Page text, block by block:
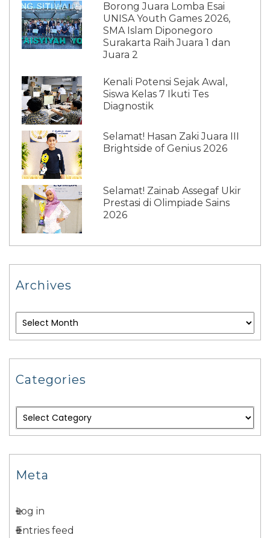
Borong Juara Lomba Esai
UNISA Youth Games 2026,
SMA Islam Diponegoro
Surakarta Raih Juara 1 dan
Juara 2
Kenali Potensi Sejak Awal,
Siswa Kelas 7 Ikuti Tes
Diagnostik
Selamat! Hasan Zaki Juara III
Brightside of Genius 2026
Selamat! Zainab Assegaf Ukir
Prestasi di Olimpiade Sains
2026
Archives
Categories
Meta
Log in
Entries feed